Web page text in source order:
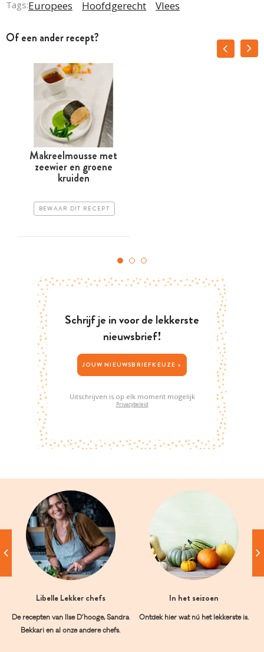
Tags:Europees Hoofdgerecht Vlees
Of een ander recept?
Makreelmousse met
zeewier en groene
kruiden
BEWAAR DIT RECEPT
Schrijf je in voor de lekkerste
nieuwsbrief!
JOUW NIEUWSBRIEFKEUZE >
Uitschrijven is op elk moment mogelijk
Privacybeleid
Libelle Lekker chefs
De recepten van Ilse D’hooge, Sandra
Bekkari en al onze andere chefs.
In het seizoen
Ontdek hier wat nú het lekkerste is.